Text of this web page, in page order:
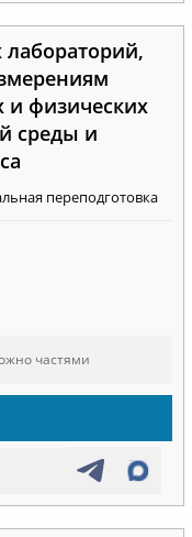
и физических
среды и
переподготовка
частями